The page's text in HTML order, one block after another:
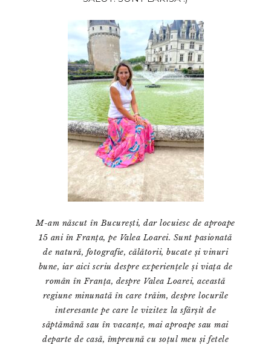
principală
M-am născut în București, dar locuiesc de aproape
15 ani în Franța, pe Valea Loarei. Sunt pasionată
de natură, fotografie, călătorii, bucate și vinuri
bune, iar aici scriu despre experiențele și viața de
român în Franța, despre Valea Loarei, această
regiune minunată în care trăim, despre locurile
interesante pe care le vizitez la sfârșit de
săptămână sau în vacanțe, mai aproape sau mai
departe de casă, împreună cu soțul meu și fetele